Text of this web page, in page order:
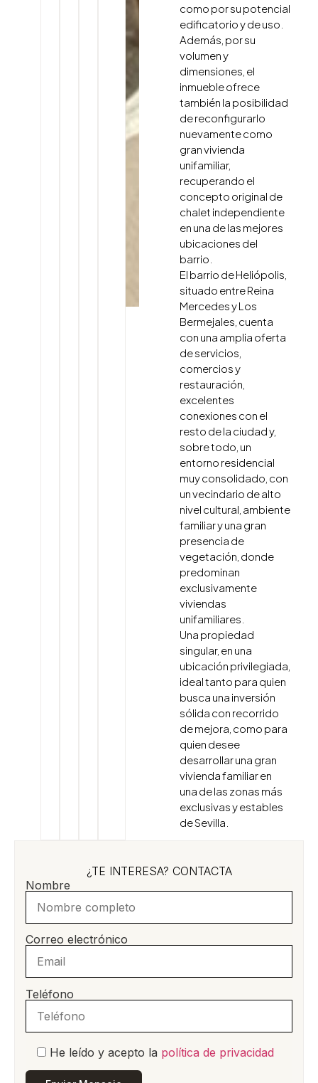
como por su potencial
edificatorio y de uso.
Además, por su
volumen y
dimensiones, el
inmueble ofrece
también la posibilidad
de reconfigurarlo
nuevamente como
gran vivienda
unifamiliar,
recuperando el
concepto original de
chalet independiente
en una de las mejores
ubicaciones del
barrio.
El barrio de Heliópolis,
situado entre Reina
Mercedes y Los
Bermejales, cuenta
con una amplia oferta
de servicios,
comercios y
restauración,
excelentes
conexiones con el
resto de la ciudad y,
sobre todo, un
entorno residencial
muy consolidado, con
un vecindario de alto
nivel cultural, ambiente
familiar y una gran
presencia de
vegetación, donde
predominan
exclusivamente
viviendas
unifamiliares.
Una propiedad
singular, en una
ubicación privilegiada,
ideal tanto para quien
busca una inversión
sólida con recorrido
de mejora, como para
quien desee
desarrollar una gran
vivienda familiar en
una de las zonas más
exclusivas y estables
de Sevilla.
¿TE INTERESA? CONTACTA
Nombre
Correo electrónico
Teléfono
He leído y acepto la política de privacidad